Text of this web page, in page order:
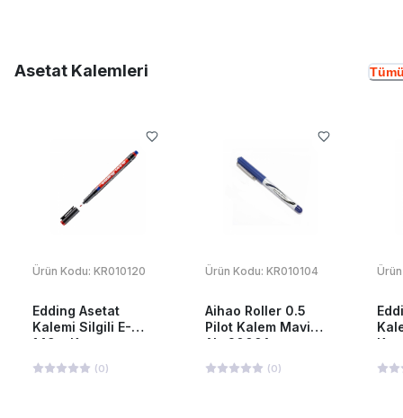
Asetat Kalemleri
Ürün Kodu: KR010120
Edding Asetat
Kalemi Silgili E-
149m Kırmızı
(0)
Ürün Kodu: KR010104
Aihao Roller 0.5
Pilot Kalem Mavi
Ah-2000A
(0)